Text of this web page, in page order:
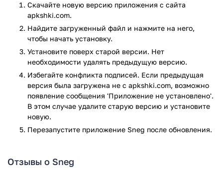
инструкторов/гидов легко
Обзор всей информации о занятиях, студентах и
инструкторах в одном месте
Приложение Sneg прошло проверку антивирусом
VirusTotal. В результате проверки по всем последним
сигнатурам заражения файлов не выявлено.
Скачайте новую версию приложения с сайта
apkshki.com.
Найдите загруженный файл и нажмите на него,
чтобы начать установку.
Установите поверх старой версии. Нет
необходимости удалять предыдущую версию.
Избегайте конфликта подписей. Если предыдущая
версия была загружена не с apkshki.com, возможно
появление сообщения 'Приложение не установлено'.
В этом случае удалите старую версию и установите
новую.
Перезапустите приложениe Sneg после обновления.
Отзывы о Sneg